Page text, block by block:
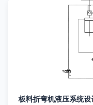
板料折弯机液压系统